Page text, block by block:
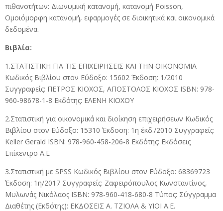
πιθανοτήτων: Διωνυμική κατανομή, κατανομή Poisson,
Ομοιόμορφη κατανομή, εφαρμογές σε διοικητικά και οικονομικά
δεδομένα.
Βιβλία:
1.ΣΤΑΤΙΣΤΙΚΗ ΓΙΑ ΤΙΣ ΕΠΙΧΕΙΡΗΣΕΙΣ ΚΑΙ ΤΗΝ ΟΙΚΟΝΟΜΙΑ
Κωδικός Βιβλίου στον Εύδοξο: 15602 Έκδοση: 1/2010
Συγγραφείς: ΠΕΤΡΟΣ ΚΙΟΧΟΣ, ΑΠΟΣΤΟΛΟΣ ΚΙΟΧΟΣ ISBN: 978-
960-98678-1-8 Εκδότης: ΕΛΕΝΗ ΚΙΟΧΟΥ
2.Στατιστική για οικονομικά και διοίκηση επιχειρήσεων Κωδικός
Βιβλίου στον Εύδοξο: 15310 Έκδοση: 1η έκδ./2010 Συγγραφείς:
Keller Gerald ISBN: 978-960-458-206-8 Εκδότης: Eκδόσεις
Επίκεντρο Α.Ε
3.Στατιστική με SPSS Κωδικός Βιβλίου στον Εύδοξο: 68369723
Έκδοση: 1η/2017 Συγγραφείς: Ζαφειρόπουλος Κωνσταντίνος,
Μυλωνάς Νικόλαος ISBN: 978-960-418-680-8 Τύπος: Σύγγραμμα
Διαθέτης (Εκδότης): ΕΚΔΟΣΕΙΣ Α. ΤΖΙΟΛΑ & ΥΙΟΙ Α.Ε.